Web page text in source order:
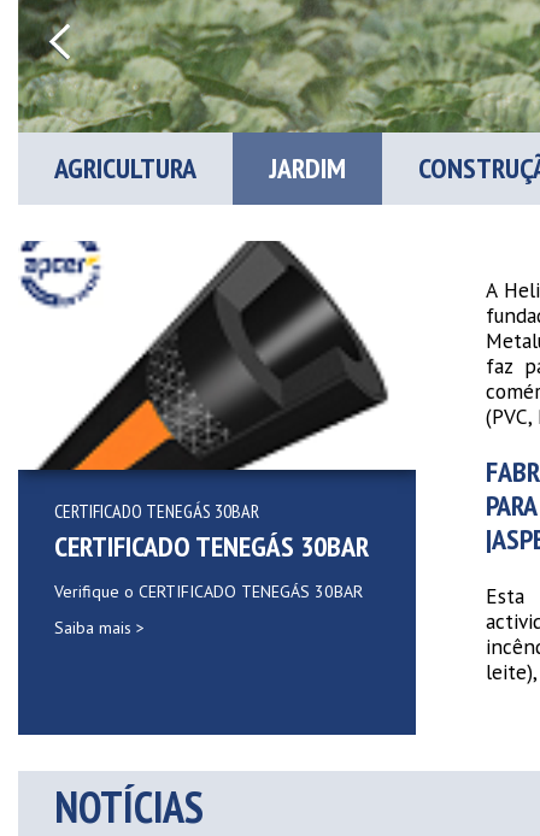
AGRICULTURA JARDIM
CERTIFICADO TENEGÁS 30BAR
CERTIFICADO TENEGÁS 30BAR
Verifique o CERTIFICADO TENEGÁS 30BAR
Saiba mais >
A
faz
(PVC,
Esta
NOTÍCIAS